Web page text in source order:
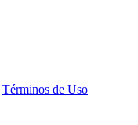
Términos de Uso